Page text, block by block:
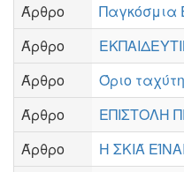
Άρθρο
Παγκόσμια
Άρθρο
Άρθρο
Όριο
Άρθρο
ΕΠΙΣΤΟΛΗ
Άρθρο
Η ΣΚΙΆ